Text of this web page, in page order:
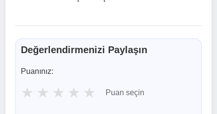
Değerlendirmenizi Paylaşın
Puanınız:
★ ★ ★ ★ ★ Puan seçin